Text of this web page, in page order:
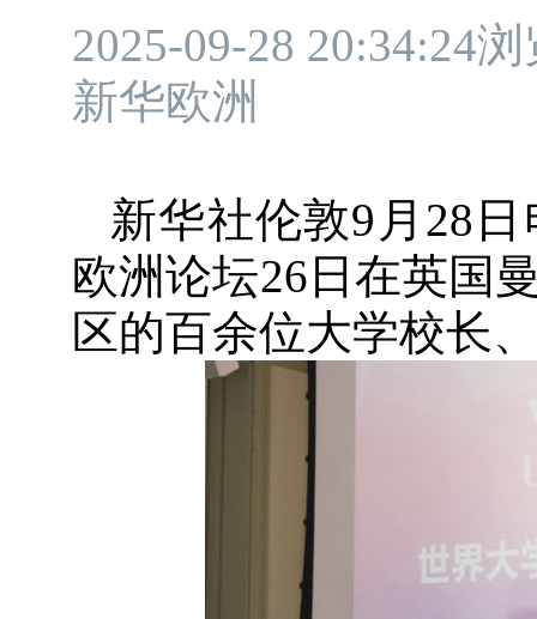
2025-09-28 20:34:24
新华欧洲
新华社伦敦9月28
欧洲论坛26日在英国
区的百余位大学校长